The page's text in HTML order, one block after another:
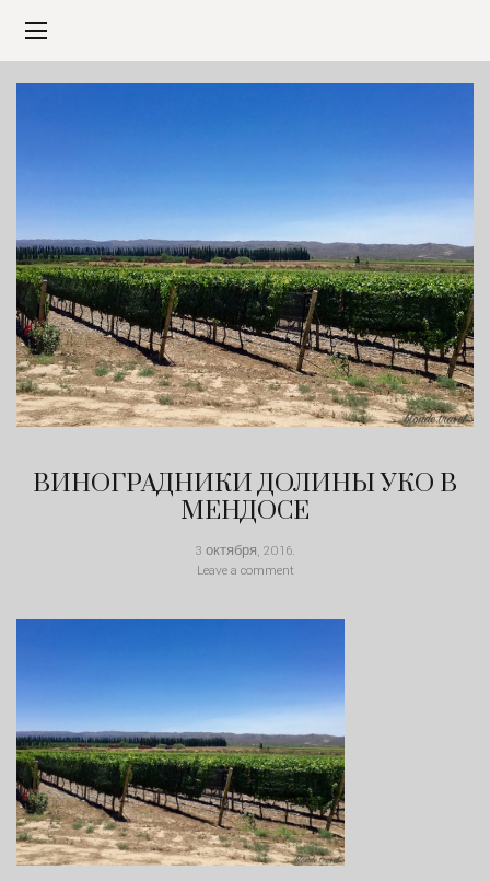
ВИНОГРАДНИКИ ДОЛИНЫ УКО В
МЕНДОСЕ
3 октября, 2016.
Leave a comment